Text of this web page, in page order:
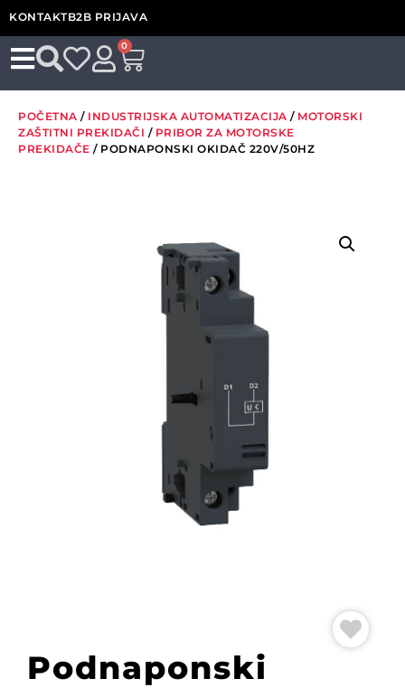
KONTAKTB2B PRIJAVA
0
POČETNA / INDUSTRIJSKA AUTOMATIZACIJA / MOTORSKI
ZAŠTITNI PREKIDAČI / PRIBOR ZA MOTORSKE
PREKIDAČE / PODNAPONSKI OKIDAČ 220V/50HZ
Podnaponski